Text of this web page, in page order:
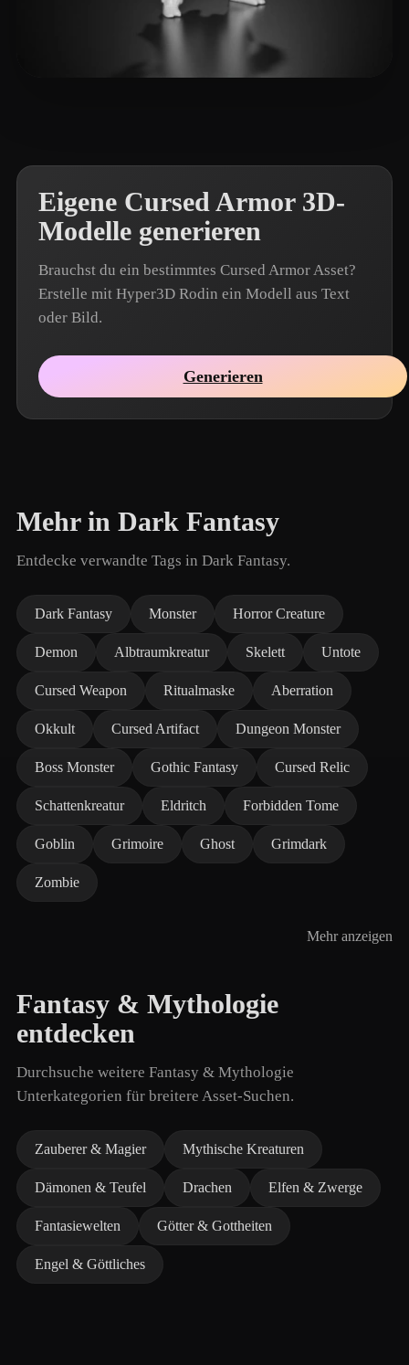
Eigene Cursed Armor 3D-
Modelle generieren
Brauchst du ein bestimmtes Cursed Armor Asset?
Erstelle mit Hyper3D Rodin ein Modell aus Text
oder Bild.
Generieren
Mehr in Dark Fantasy
Entdecke verwandte Tags in Dark Fantasy.
Dark Fantasy Monster Horror Creature
Demon Albtraumkreatur Skelett Untote
Cursed Weapon Ritualmaske Aberration
Okkult Cursed Artifact Dungeon Monster
Boss Monster Gothic Fantasy Cursed Relic
Schattenkreatur Eldritch Forbidden Tome
Goblin Grimoire Ghost Grimdark
Zombie
Mehr anzeigen
Fantasy & Mythologie
entdecken
Durchsuche weitere Fantasy & Mythologie
Unterkategorien für breitere Asset-Suchen.
Zauberer & Magier Mythische Kreaturen
Dämonen & Teufel Drachen Elfen & Zwerge
Fantasiewelten Götter & Gottheiten
Engel & Göttliches